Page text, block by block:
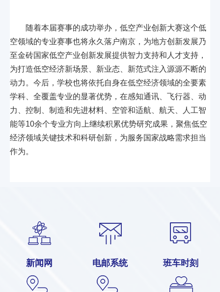
随着本届赛事的成功举办，低空产业创新大赛这个低
空领域的专业赛事也将永久落户南京，为地方创新发展乃
至金砖国家低空产业创新发展提供智力支持和人才支持，
为打造低空经济新场景、新业态、新范式注入源源不断的
动力。今后，学校也将依托自身在低空经济领域的全要素
学科、全覆盖专业的显著优势，在感知通讯、飞行器、动
力、控制、制造和先进材料、空管和适航、航天、人工智
能等10余个专业方向上继续积累优势研究成果，聚焦低空
经济领域关键技术和科研创新，为服务国家战略需求担当
作为。
新闻网 电邮系统 班车时刻